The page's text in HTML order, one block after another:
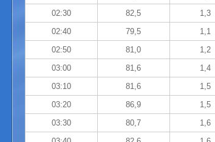
02:30
82,5 1,3
02:40
79,5 1,1
02:50
81,0 1,2
03:00
81,6 1,4
03:10
81,6 1,5
03:20
86,9 1,5
03:30
80,7 1,6